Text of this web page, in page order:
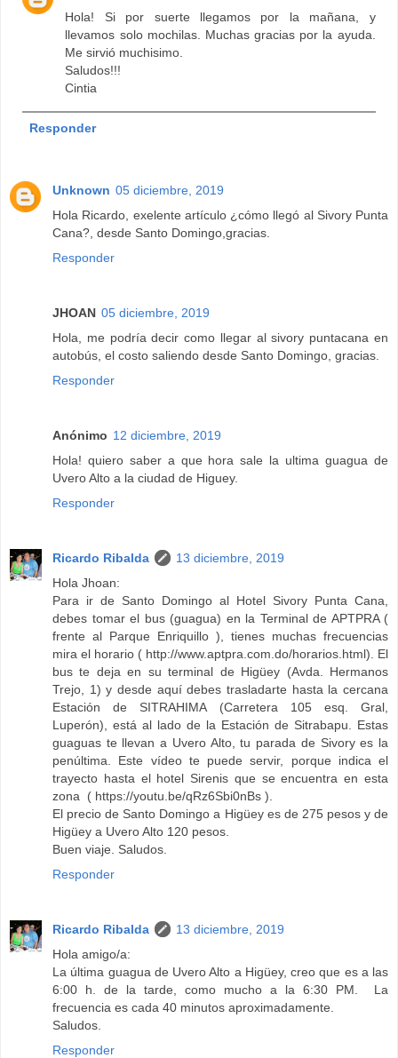
Hola! Si por suerte llegamos por la mañana, y
llevamos solo mochilas. Muchas gracias por la ayuda.
Me sirvió muchisimo.
Saludos!!!
Cintia
Responder
Unknown 05 diciembre, 2019
Hola Ricardo, exelente artículo ¿cómo llegó al Sivory Punta
Cana?, desde Santo Domingo,gracias.
Responder
JHOAN 05 diciembre, 2019
Hola, me podría decir como llegar al sivory puntacana en
autobús, el costo saliendo desde Santo Domingo, gracias.
Responder
Anónimo 12 diciembre, 2019
Hola! quiero saber a que hora sale la ultima guagua de
Uvero Alto a la ciudad de Higuey.
Responder
Ricardo Ribalda
13 diciembre, 2019
Hola Jhoan:
Para ir de Santo Domingo al Hotel Sivory Punta Cana,
debes tomar el bus (guagua) en la Terminal de APTPRA (
frente al Parque Enriquillo ), tienes muchas frecuencias
mira el horario ( http://www.aptpra.com.do/horarios.html). El
bus te deja en su terminal de Higüey (Avda. Hermanos
Trejo, 1) y desde aquí debes trasladarte hasta la cercana
Estación de SITRAHIMA (Carretera 105 esq. Gral,
Luperón), está al lado de la Estación de Sitrabapu. Estas
guaguas te llevan a Uvero Alto, tu parada de Sivory es la
penúltima. Este vídeo te puede servir, porque indica el
trayecto hasta el hotel Sirenis que se encuentra en esta
zona ( https://youtu.be/qRz6Sbi0nBs ).
El precio de Santo Domingo a Higüey es de 275 pesos y de
Higüey a Uvero Alto 120 pesos.
Buen viaje. Saludos.
Responder
Ricardo Ribalda
13 diciembre, 2019
Hola amigo/a:
La última guagua de Uvero Alto a Higüey, creo que es a las
6:00 h. de la tarde, como mucho a la 6:30 PM. La
frecuencia es cada 40 minutos aproximadamente.
Saludos.
Responder